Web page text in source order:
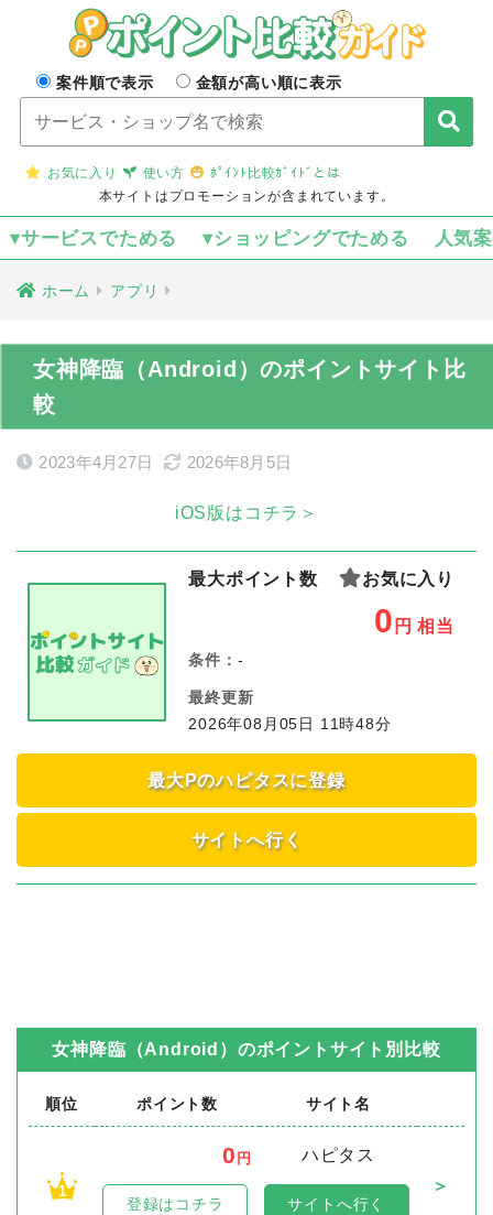
案件順で表示 金額が高い順に表示
お気に入り 使い方
ﾎﾟｲﾝﾄ比較ｶﾞｲﾄﾞとは
本サイトはプロモーションが含まれています。
▾サービスでためる ▾ショッピングでためる 人気
ホーム アプリ
女神降臨（Android）のポイントサイト比
較
2023年4月27日 2026年8月5日
iOS版はコチラ＞
最大ポイント数 お気に入り
0 円 相当
条件： -
最終更新
2026年08月05日 11時48分
最大Pのハピタスに登録
サイトへ行く
女神降臨（Android） のポイントサイト別比較
順位 ポイント数 サイト名
1
0 円
ハピタス
＞
登録はコチラ サイトへ行く